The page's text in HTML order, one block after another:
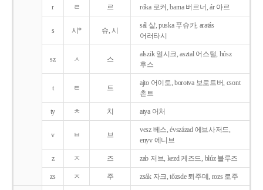
r ㄹ 르 róka 로커, barna 버르너, ár 아르
s 시* 슈, 시
sál 샬, puska 푸슈카, aratás
어러타시
sz ㅅ 스
alszik 얼시크, asztal 어스털, húsz
후스
t ㅌ 트
ajto 어이토, borotva 보로트버, csont
촌트
ty ㅊ 치 atya 어처
v ㅂ 브
vesz 베스, évszázad 에브사저드,
enyv 에니브
z ㅈ 즈 zab 저브, kezd 케즈드, blúz 블루즈
zs ㅈ 주 zsák 자크, tőzsde 퇴주데, rozs 로주